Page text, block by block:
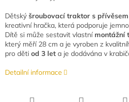
Dětský šroubovací traktor s
kreativní hračka, která podporuje
Dítě si může sestavit vlastní montážní
který měří 28 cm a je vyroben z
pro děti od 3 let a je dodávána v
Detailní informace